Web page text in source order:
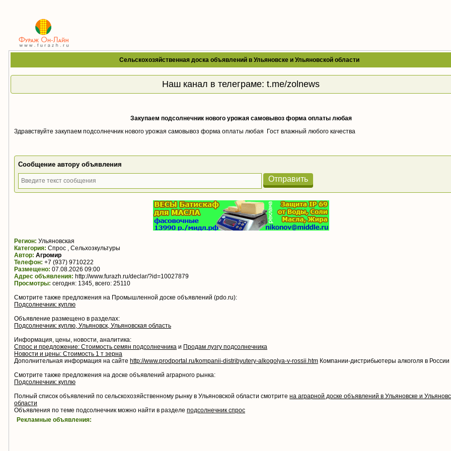
Сельскохозяйственная доска объявлений в Ульяновске и Ульяновской области
Наш канал в телеграме: t.me/zolnews
Закупаем подсолнечник нового урожая самовывоз форма оплаты любая
Здравствуйте закупаем подсолнечник нового урожая самовывоз форма оплаты любая Гост влажный любого качества
Сообщение автору объявления
Отправить
Регион: Ульяновская
Категория: Спрос , Сельхозкультуры
Автор: Агромир
Телефон: +7 (937) 9710222
Размещено: 07.08.2026 09:00
Адрес объявления: http://www.furazh.ru/declar/?id=10027879
Просмотры: сегодня: 1345, всего: 25110
Смотрите также предложения на Промышленной доске объявлений (pdo.ru):
Подсолнечник: куплю
Объявление размещено в разделах:
Подсолнечник: куплю, Ульяновск, Ульяновская область
Информация, цены, новости, аналитика:
Спрос и предложение: Стоимость семян подсолнечника и Продам лузгу подсолнечника
Новости и цены: Стоимость 1 т зерна
Дополнительная информация на сайте http://www.prodportal.ru/kompanii-distribyutery-alkogolya-v-rossii.htm Компании-дистрибьютеры алкоголя в России
Смотрите также предложения на доске объявлений аграрного рынка:
Подсолнечник: куплю
Полный список объявлений по сельскохозяйственному рынку в Ульяновской области смотрите на аграрной доске объявлений в Ульяновске и
области
Объявления по теме подсолнечник можно найти в разделе подсолнечник спрос
Рекламные объявления: